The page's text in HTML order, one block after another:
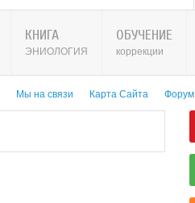
КНИГА
ЭНИОЛОГИЯ
ОБУЧЕНИЕ
коррекции
Мы на связи Карта Сайта Форум